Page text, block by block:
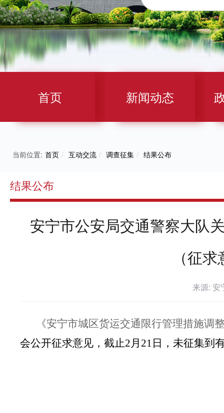
首页 新闻动态
当前位置: 首页 / 互动交流 / 调查征集 / 结果公布
结果公布
安宁市公安局交通警察大队
（征
来源:
《安宁市城区货运交通限行管理措施调
会公开征求意见，截止2月21日， 未征集到